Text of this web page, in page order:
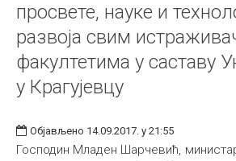
Библиотека
Студенти
Међународна
просвете, науке и
развоја свим
факултетима у саставу
у Крагујевцу
Објављено 14.09.2017. у 21:55
Господин Младен Шарчевић,